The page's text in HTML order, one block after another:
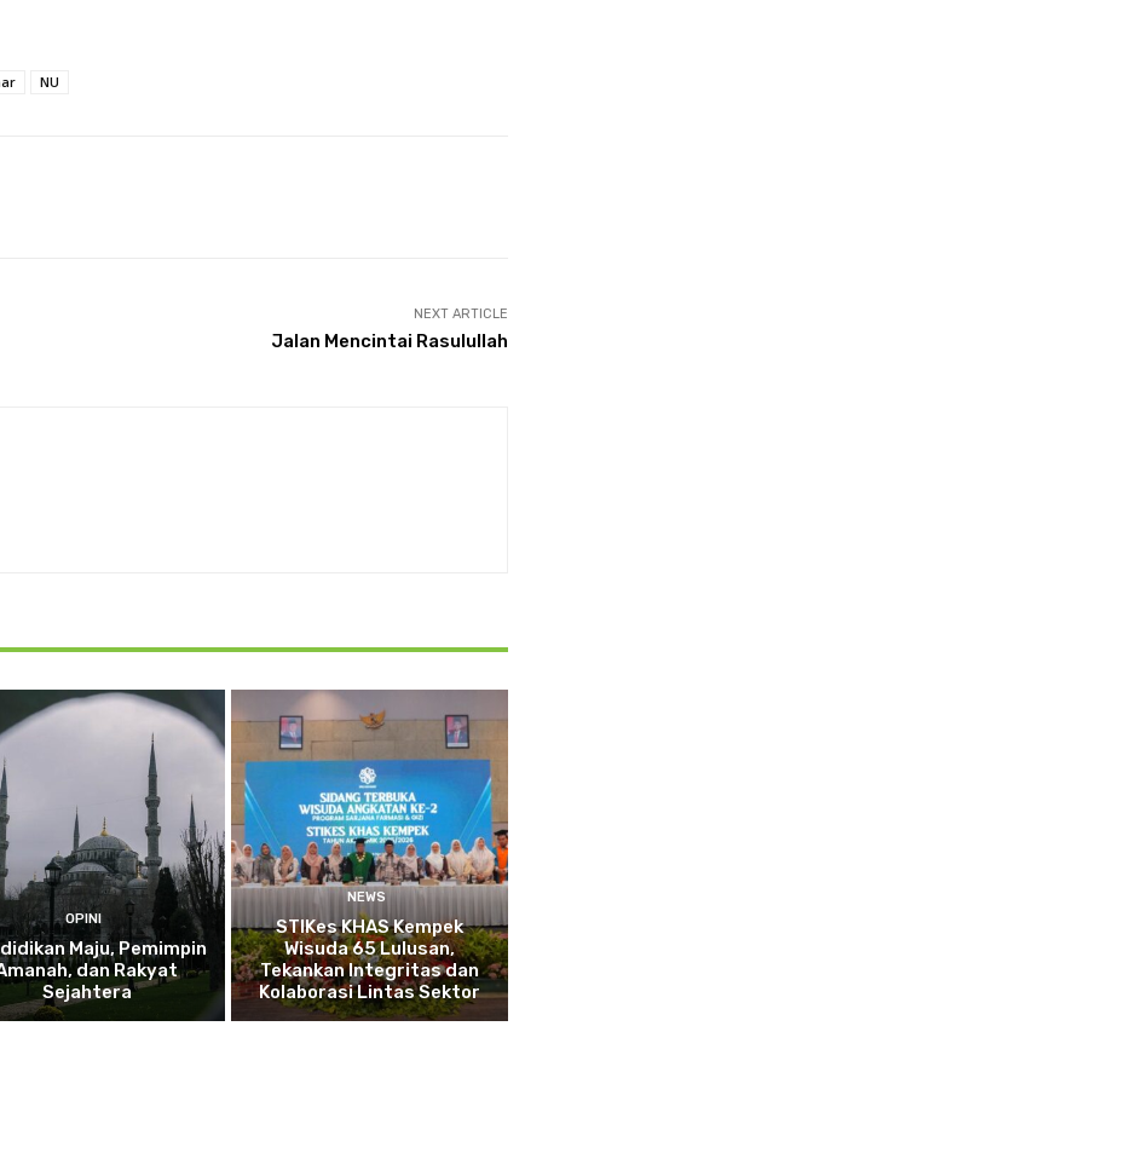
NU
NEXT ARTICLE
Jalan Mencintai Rasulullah
OPINI
Maju, Pemimpin
dan Rakyat
Sejahtera
NEWS
STIKes KHAS Kempek
Wisuda 65 Lulusan,
Tekankan Integritas dan
Kolaborasi Lintas Sektor